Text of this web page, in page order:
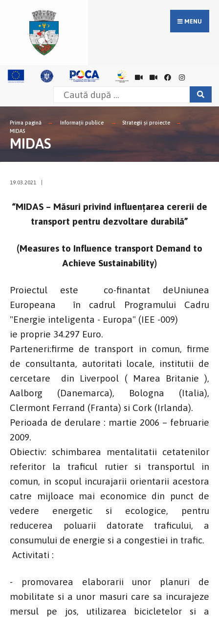
MENU
Prima pagină Informații publice
Strategii și proiecte
MIDAS
MIDAS
19.03.2021
“MIDAS – Măsuri privind influenţarea cererii de
transport pentru dezvoltare durabilă”
(Measures to Influence transport Demand to
Achieve Sustainability)
Proiectul este co-finantat deUniunea
Europeana în cadrul Programului Cadru
"Energie inteligenta - Europa" (IEE -009)
ie proprie 34.297 Euro.
Parteneri:firme de transport in comun, firme
de consultanta, autoritati locale, institutii de
cercetare din Liverpool ( Marea Britanie ),
Aalborg (Danemarca), Bologna (Italia),
Clermont Ferrand (Franta) si Cork (Irlanda).
Perioada de derulare : martie 2006 – februarie
2009.
Obiectiv: schimbarea mentalitatii cetatenilor
referitor la traficul rutier si transportul in
comun, in scopul incurajarii orientarii acestora
catre mijloace mai economice din punct de
vedere energetic si ecologice, pentru
reducerea poluarii datorate traficului, a
consumului de energie si a congestiei in trafic.
Activitati :
- promovarea elaborarii unor planuri de
mobilitate si a unor masuri care sa incurajeze
mersul pe jos, utilizarea bicicletelor si a